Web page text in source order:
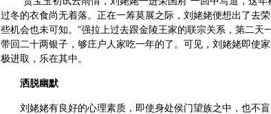
过冬的衣食尚无着落。正在一筹莫展之际，刘姥姥便想出了去
些机会也未可知。”强拉上过去跟金陵王家的联宗关系，第二天
带回二十两银子，够庄户人家吃一年的了。可见，刘姥姥即使
极进取，乐在其中。
洒脱幽默
刘姥姥有良好的心理素质，即使身处侯门望族之中，也不